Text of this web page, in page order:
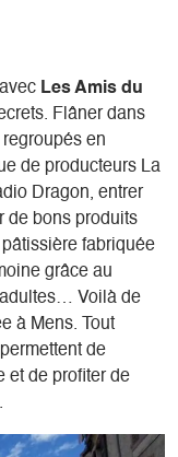
Les Amis du
Flâner dans
en
de producteurs La
Dragon, entrer
de bons produits
fabriquée
grâce au
adultes… Voilà de
à Mens. Tout
de
et de profiter de